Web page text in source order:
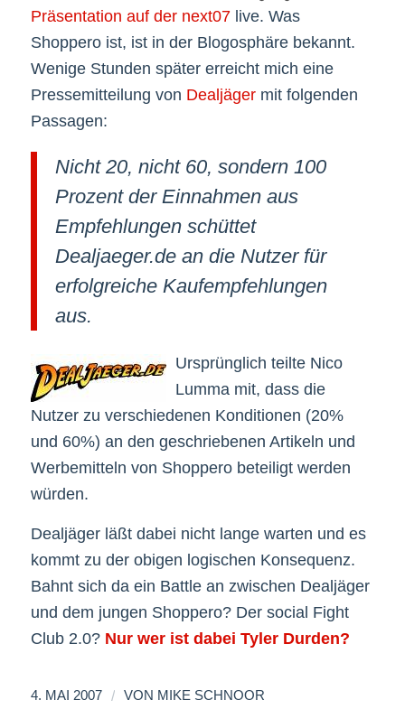
Präsentation auf der next07live. Was
Shoppero ist, ist in der Blogosphäre bekannt.
Wenige Stunden später erreicht mich eine
Pressemitteilung von Dealjägermit folgenden
Passagen:
Nicht 20, nicht 60, sondern 100
Prozent der Einnahmen aus
Empfehlungen schüttet
Dealjaeger.de an die Nutzer für
erfolgreiche Kaufempfehlungen
aus.
Ursprünglich teilte Nico
Lumma mit, dass die
Nutzer zu verschiedenen Konditionen (20%
und 60%) an den geschriebenen Artikeln und
Werbemitteln von Shoppero beteiligt werden
würden.
Dealjäger läßt dabei nicht lange warten und es
kommt zu der obigen logischen Konsequenz.
Bahnt sich da ein Battle an zwischen Dealjäger
und dem jungen Shoppero? Der social Fight
Club 2.0? Nur wer ist dabei Tyler Durden?
4. MAI 2007 / VON MIKE SCHNOOR